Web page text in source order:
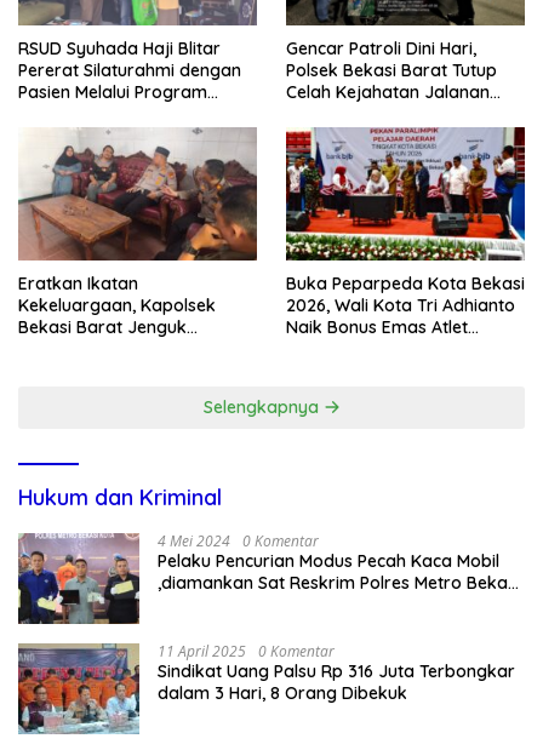
RSUD Syuhada Haji Blitar
Pererat Silaturahmi dengan
Pasien Melalui Program
Gencar Patroli Dini Hari,
Polsek Bekasi Barat Tutup
Celah Kejahatan Jalanan
Eratkan Ikatan
Kekeluargaan, Kapolsek
Bekasi Barat Jenguk
Buka Peparpeda Kota Bekasi
2026, Wali Kota Tri Adhianto
Naik Bonus Emas Atlet
Selengkapnya
Hukum dan Kriminal
4 Mei 2024 0 Komentar
Pelaku Pencurian Modus Pecah Kaca Mobil
,diamankan Sat Reskrim Polres Metro Bekasi
11 April 2025 0 Komentar
Sindikat Uang Palsu Rp 316 Juta Terbongkar
dalam 3 Hari, 8 Orang Dibekuk